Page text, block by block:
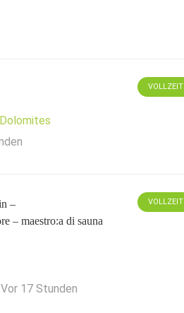
VOLLZEIT
–
– maestro:a di sauna
Vor 17 Stunden
VOLLZEIT